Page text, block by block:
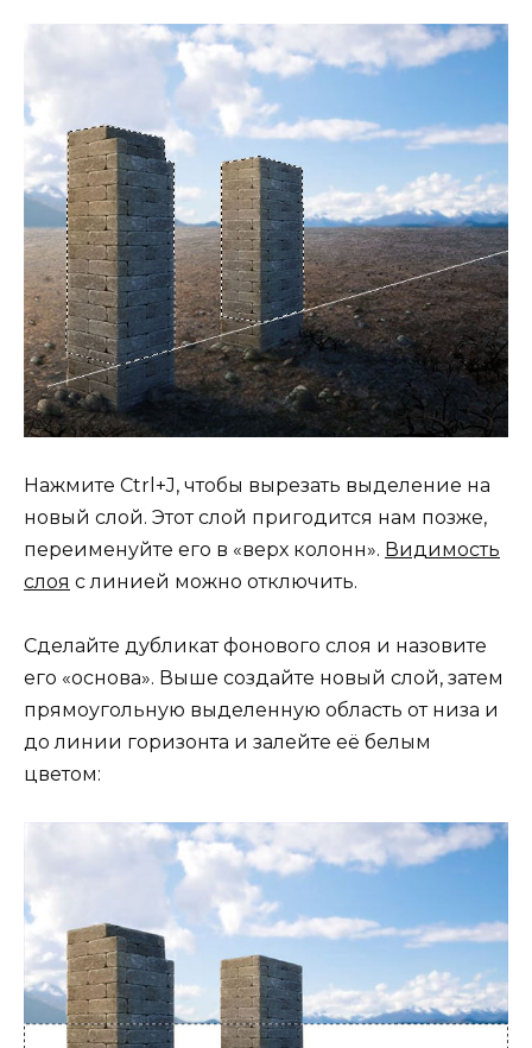
Нажмите Ctrl+J, чтобы вырезать выделение на
новый слой. Этот слой пригодится нам позже,
переименуйте его в «верх колонн». Видимость
слоя с линией можно отключить.
Сделайте дубликат фонового слоя и назовите
его «основа». Выше создайте новый слой, затем
прямоугольную выделенную область от низа и
до линии горизонта и залейте её белым
цветом: